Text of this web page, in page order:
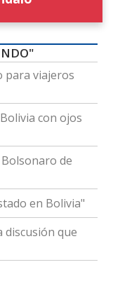
para viajeros
con ojos
Bolsonaro de
en Bolivia"
discusión que